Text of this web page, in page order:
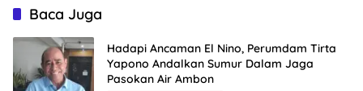
Baca Juga
Hadapi Ancaman El Nino, Perumdam Tirta
Yapono Andalkan Sumur Dalam Jaga
Pasokan Air Ambon